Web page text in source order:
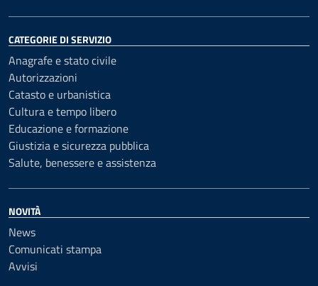
CATEGORIE DI SERVIZIO
Anagrafe e stato civile
Autorizzazioni
Catasto e urbanistica
Cultura e tempo libero
Educazione e formazione
Giustizia e sicurezza pubblica
Salute, benessere e assistenza
NOVITÀ
News
Comunicati stampa
Avvisi